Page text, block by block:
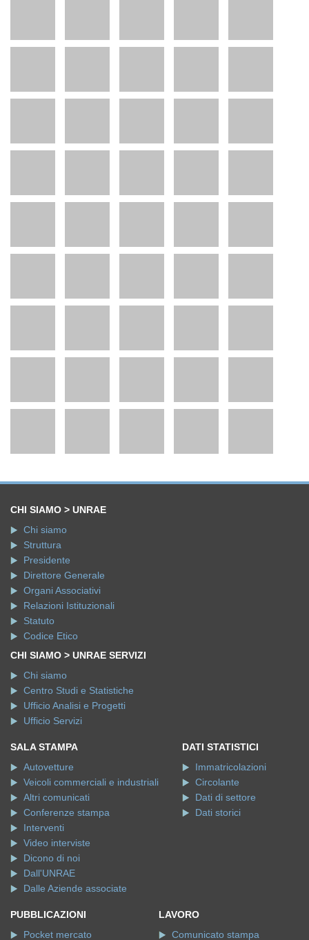
CHI SIAMO > UNRAE
Chi siamo
Struttura
Presidente
Direttore Generale
Organi Associativi
Relazioni Istituzionali
Statuto
Codice Etico
CHI SIAMO > UNRAE SERVIZI
Chi siamo
Centro Studi e Statistiche
Ufficio Analisi e Progetti
Ufficio Servizi
SALA STAMPA
Autovetture
Veicoli commerciali e industriali
Altri comunicati
Conferenze stampa
Interventi
Video interviste
Dicono di noi
Dall'UNRAE
Dalle Aziende associate
DATI STATISTICI
Immatricolazioni
Circolante
Dati di settore
Dati storici
PUBBLICAZIONI
Pocket mercato
LAVORO
Comunicato stampa